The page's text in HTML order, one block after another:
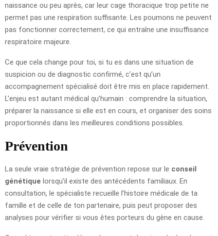
naissance ou peu après, car leur cage thoracique trop petite ne
permet pas une respiration suffisante. Les poumons ne peuvent
pas fonctionner correctement, ce qui entraîne une insuffisance
respiratoire majeure.
Ce que cela change pour toi, si tu es dans une situation de
suspicion ou de diagnostic confirmé, c’est qu’un
accompagnement spécialisé doit être mis en place rapidement.
L’enjeu est autant médical qu’humain : comprendre la situation,
préparer la naissance si elle est en cours, et organiser des soins
proportionnés dans les meilleures conditions possibles.
Prévention
La seule vraie stratégie de prévention repose sur le conseil
génétique lorsqu’il existe des antécédents familiaux. En
consultation, le spécialiste recueille l’histoire médicale de ta
famille et de celle de ton partenaire, puis peut proposer des
analyses pour vérifier si vous êtes porteurs du gène en cause.